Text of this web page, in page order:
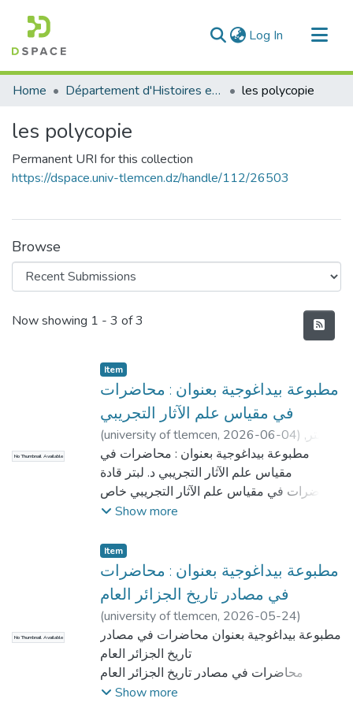
Log In (current)
Communities & Collections
Statistics
Home Département d'Histoires et Arts les polycopie
les polycopie
Permanent URI for this collection
https://dspace.univ-tlemcen.dz/handle/112/26503
Browse
Recent Submissions
Now showing 1 - 3 of 3
No Thumbnail Available
Item
مطبوعة بيداغوجية بعنوان : محاضرات
في مقياس علم الآثار التجريبي
(university of tlemcen, 2026-06-04) لبتر,
قادة
مطبوعة بيداغوجية بعنوان : محاضرات في
مقياس علم الآثار التجريبي د. لبتر قادة
محاضرات في مقياس علم الآثار التجريبي خاص
بطلبة السنة الثالثة ليسانس سداسي خامس
Show more
No Thumbnail Available
Item
مطبوعة بيداغوجية بعنوان : محاضرات
في مصادر تاريخ الجزائر العام
(university of tlemcen, 2026-05-24)
مزرعي, سمير
مطبوعة بيداغوجية بعنوان محاضرات في مصادر
تاريخ الجزائر العام
محاضرات في مصادر تاريخ الجزائر العام
تخصص تاريخ عام مقدمة لطلبة السنة الثانية
Show more